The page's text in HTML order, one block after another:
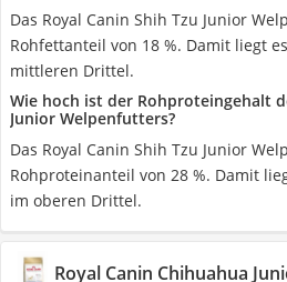
Das Royal Canin Shih Tzu Junior
Rohfettanteil von 18 %. Damit liegt
mittleren Drittel.
Wie hoch ist der Rohproteingehalt
Junior Welpenfutters?
Das Royal Canin Shih Tzu Junior
Rohproteinanteil von 28 %. Damit
im oberen Drittel.
Royal Canin Chihuahua